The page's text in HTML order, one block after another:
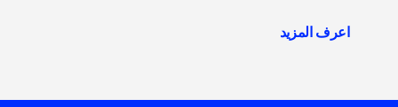
اعرف المزيد